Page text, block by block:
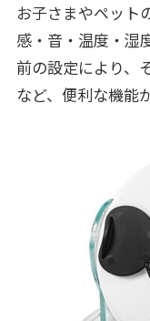
お子さまやペット
感・音・温度・湿
前の設定により、
など、便利な機能